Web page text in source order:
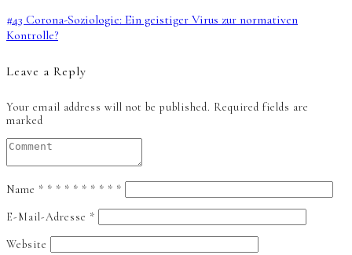
#43 Corona-Soziologie: Ein geistiger Virus zur normativen
Kontrolle?
Leave a Reply
Your email address will not be published. Required fields are
marked
Name * * * * * * * * * *
E-Mail-Adresse *
Website